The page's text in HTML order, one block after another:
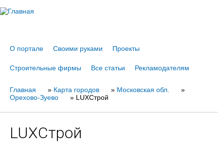
О портале Своими руками Проекты
Строительные фирмы Все статьи Рекламодателям
Вы
Главная » Карта городов » Московская обл.
»
Орехово-Зуево
» LUXСтрой
LUXСтрой